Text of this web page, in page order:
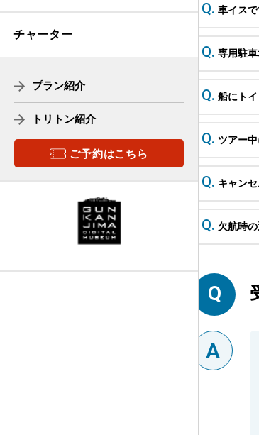
車イス
専用駐
船にト
ツアー
キャン
欠航時
チャーター
プラン紹介
トリトン紹介
ご予約はこちら
軍艦島デジタルミュージ
乗船場所 常盤桟橋